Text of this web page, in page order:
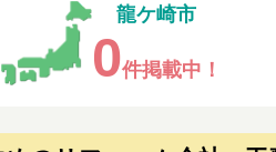
龍ケ崎市
0件掲載中！